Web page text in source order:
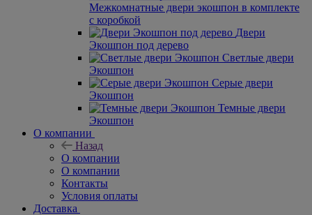
Межкомнатные двери экошпон в комплекте
с коробкой
Двери
Экошпон под дерево
Светлые двери
Экошпон
Серые двери
Экошпон
Темные двери
Экошпон
О компании
Назад
О компании
О компании
Контакты
Условия оплаты
Доставка